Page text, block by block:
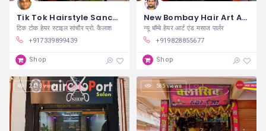
Tik Tok Hairstyle Sanchore
टिक टोक हेयर स्टाइल सांचौर प्रो. कैलाश
+917339899439
Shop
New Bombay Hair Art And Massage Parlor Sanchore
न्यू बॉम्बे हेयर आर्ट एंड मसाज पार्लर
+919828855677
Shop
2,418 views 585 views